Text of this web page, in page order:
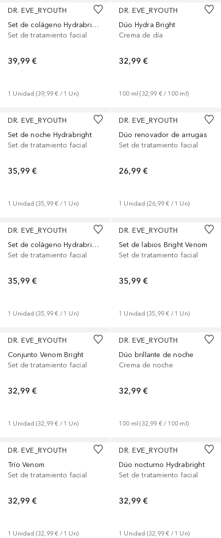
DR. EVE_RYOUTH
Set de colágeno Hydrabright
Set de tratamiento facial
39,99 €
1 Unidad (39,99 € / 1 Un)
DR. EVE_RYOUTH
Dúo Hydra Bright
Crema de día
32,99 €
100 ml (32,99 € / 100 ml )
DR. EVE_RYOUTH
Set de noche Hydrabright
Set de tratamiento facial
35,99 €
1 Unidad (35,99 € / 1 Un)
DR. EVE_RYOUTH
Dúo renovador de arrugas
Set de tratamiento facial
26,99 €
1 Unidad (26,99 € / 1 Un)
DR. EVE_RYOUTH
Set de colágeno Hydrabright
Set de tratamiento facial
35,99 €
1 Unidad (35,99 € / 1 Un)
DR. EVE_RYOUTH
Set de labios Bright Venom
Set de tratamiento facial
35,99 €
1 Unidad (35,99 € / 1 Un)
DR. EVE_RYOUTH
Conjunto Venom Bright
Set de tratamiento facial
32,99 €
1 Unidad (32,99 € / 1 Un)
DR. EVE_RYOUTH
Dúo brillante de noche
Crema de noche
32,99 €
100 ml (32,99 € / 100 ml )
DR. EVE_RYOUTH
Trío Venom
Set de tratamiento facial
32,99 €
1 Unidad (32,99 € / 1 Un)
DR. EVE_RYOUTH
Dúo nocturno Hydrabright
Set de tratamiento facial
32,99 €
1 Unidad (32,99 € / 1 Un)